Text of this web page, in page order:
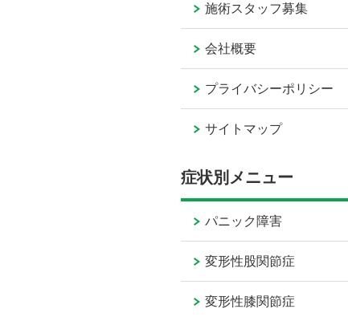
施術スタッフ募集
会社概要
プライバシーポリシー
サイトマップ
症状別メニュー
パニック障害
変形性股関節症
変形性膝関節症